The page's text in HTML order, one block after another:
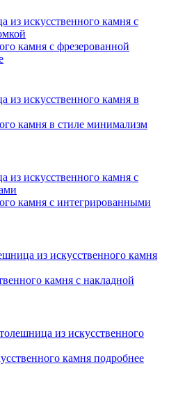
камня с фрезерованной
камня в стиле минимализм
камня с интегрированными
камня с накладной
камня подробнее